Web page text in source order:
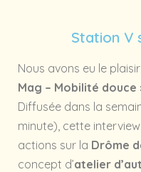
Station V
Nous avons eu le
Mag – Mobilité douce
Diffusée dans la
minute), cette
actions sur la Drôme
concept d’atelier